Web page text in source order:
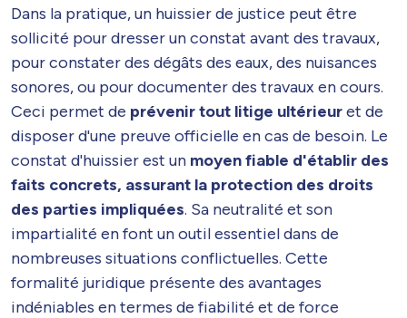
Dans la pratique, un huissier de justice peut être
sollicité pour dresser un constat avant des travaux,
pour constater des dégâts des eaux, des nuisances
sonores, ou pour documenter des travaux en cours.
Ceci permet de prévenir tout litige ultérieuret de
disposer d'une preuve officielle en cas de besoin. Le
constat d'huissier est un moyen fiable d'établir des
faits concrets, assurant la protection des droits
des parties impliquées. Sa neutralité et son
impartialité en font un outil essentiel dans de
nombreuses situations conflictuelles. Cette
formalité juridique présente des avantages
indéniables en termes de fiabilité et de force